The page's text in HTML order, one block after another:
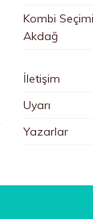
Kombi
Akdağ
İletişim
Uyarı
Yazarlar